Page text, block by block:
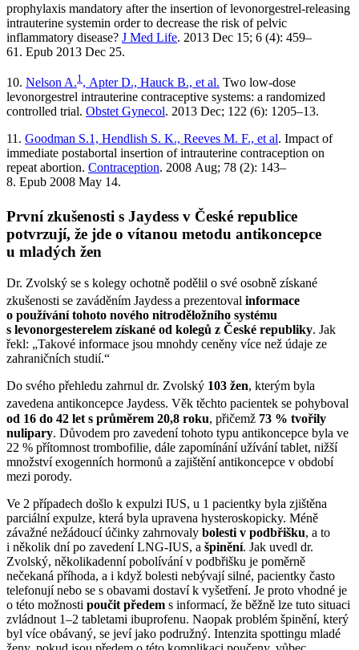
prophylaxis mandatory after the insertion of levonorgestrel-releasing
intrauterine systemin order to decrease the risk of pelvic
inflammatory disease? J Med Life. 2013 Dec 15; 6 (4): 459–
61. Epub 2013 Dec 25.
10. Nelson A.1, Apter D., Hauck B., et al. Two low-dose
levonorgestrel intrauterine contraceptive systems: a randomized
controlled trial. Obstet Gynecol. 2013 Dec; 122 (6): 1205–13.
11. Goodman S.1, Hendlish S. K., Reeves M. F., et al. Impact of
immediate postabortal insertion of intrauterine contraception on
repeat abortion. Contraception. 2008 Aug; 78 (2): 143–
8. Epub 2008 May 14.
První zkušenosti s Jaydess v České republice
potvrzují, že jde o vítanou metodu antikoncepce
u mladých žen
Dr. Zvolský se s kolegy ochotně podělil o své osobně získané
zkušenosti se zaváděním Jaydessa prezentoval informace
o používání tohoto nového nitroděložního systému
s levonorgesterelem získané od kolegů z České republiky. Jak
řekl: „Takové informace jsou mnohdy ceněny více než údaje ze
zahraničních studií.“
Do svého přehledu zahrnul dr. Zvolský 103 žen, kterým byla
zavedena antikoncepce Jaydess. Věk těchto pacientek se pohyboval
od 16 do 42 let s průměrem 20,8 roku, přičemž 73 % tvořily
nulipary. Důvodem pro zavedení tohoto typu antikoncepce byla ve
22 % přítomnost trombofilie, dále zapomínání užívání tablet, nižší
množství exogenních hormonů a zajištění antikoncepce v období
mezi porody.
Ve 2 případech došlo k expulzi IUS, u 1 pacientky byla zjištěna
parciální expulze, která byla upravena hysteroskopicky. Méně
závažné nežádoucí účinky zahrnovaly bolesti v podbřišku, a to
i několik dní po zavedení LNG-IUS, a špinění. Jak uvedl dr.
Zvolský, několikadenní pobolívání v podbřišku je poměrně
nečekaná příhoda, a i když bolesti nebývají silné, pacientky často
telefonují nebo se s obavami dostaví k vyšetření. Je proto vhodné je
o této možnosti poučit předem s informací, že běžně lze tuto situaci
zvládnout 1–2 tabletami ibuprofenu. Naopak problém špinění, který
byl více obávaný, se jeví jako podružný. Intenzita spottingu mladé